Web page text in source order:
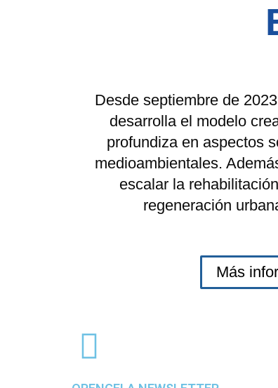
Desde septiembre de
desarrolla el modelo
profundiza en aspectos
medioambientales.
escalar la
regeneración
Más